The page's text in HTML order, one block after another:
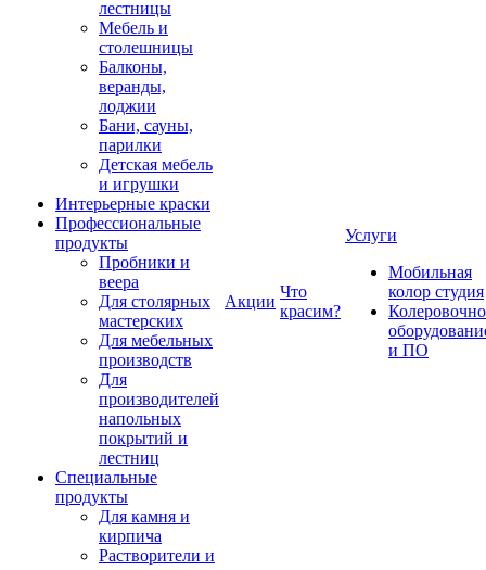
лестницы
Мебель и
столешницы
Балконы,
веранды,
лоджии
Бани, сауны,
парилки
Детская мебель
и игрушки
Интерьерные краски
Профессиональные
продукты
Пробники и
веера
Для столярных
мастерских
Для мебельных
производств
Для
производителей
напольных
покрытий и
лестниц
Специальные
продукты
Для камня и
кирпича
Растворители и
Акции
Что
красим?
Услуги
Мобильная
колор студия
и ПО